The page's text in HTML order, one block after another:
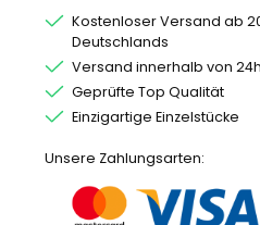
Kostenloser Versand ab
Deutschlands
Versand innerhalb von
Geprüfte Top Qualität
Einzigartige Einzelstücke
Unsere Zahlungsarten: